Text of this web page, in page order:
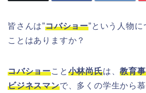
皆さんは”コバショー”という人物
ことはありますか？
コバショーこと 小林尚氏は、教育
ビジネスマンで、多くの学生から